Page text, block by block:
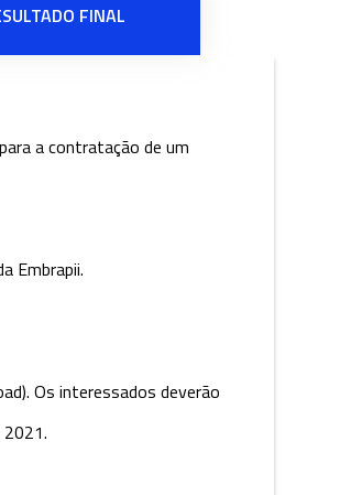
FINAL
a contratação de um
Embrapii.
Os interessados deverão